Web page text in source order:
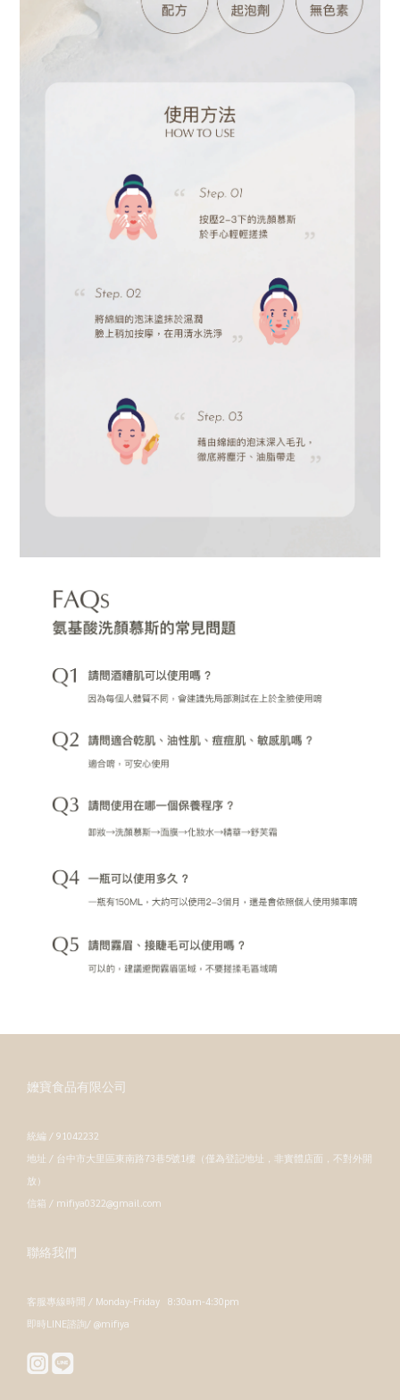
嬤寶食品有限公司
統編 / 91042232
地址 / 台中市大里區東南路73巷5號1樓（僅為登記地址，非實體店面，不對外開
放）
信箱 / mifiya0322@gmail.com
聯絡我們
客服專線時間 / Monday-Friday 8:30am-4:30pm
即時LINE諮詢/ @mifiya